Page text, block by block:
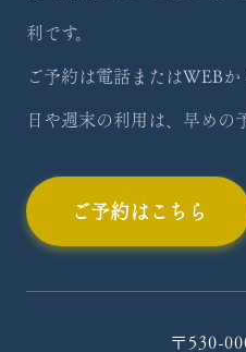
利です。
ご予約は電話またはWEB
日や週末の利用は、早めの
ご予約はこちら
〒530-